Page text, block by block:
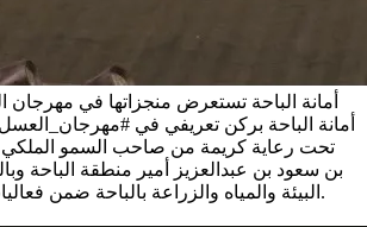
أمانة الباحة تستعرض منجزاتها في مهرجان
تحت رعاية كريمة من صاحب السمو الملكي
بن سعود بن عبدالعزيز أمير منطقة الباحة
البيئة والمياه والزراعة بالباحة ضمن فعاليات صيف الباحة 2026.